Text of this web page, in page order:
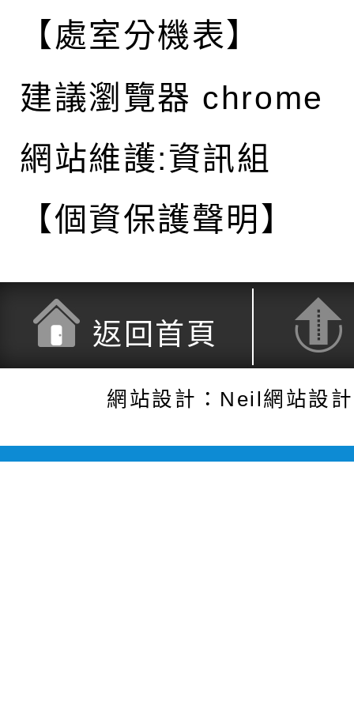
【處室分機表】
建議瀏覽器 chrome
網站維護:資訊組
【個資保護聲明】
返回首頁
網站設計：Neil網站設